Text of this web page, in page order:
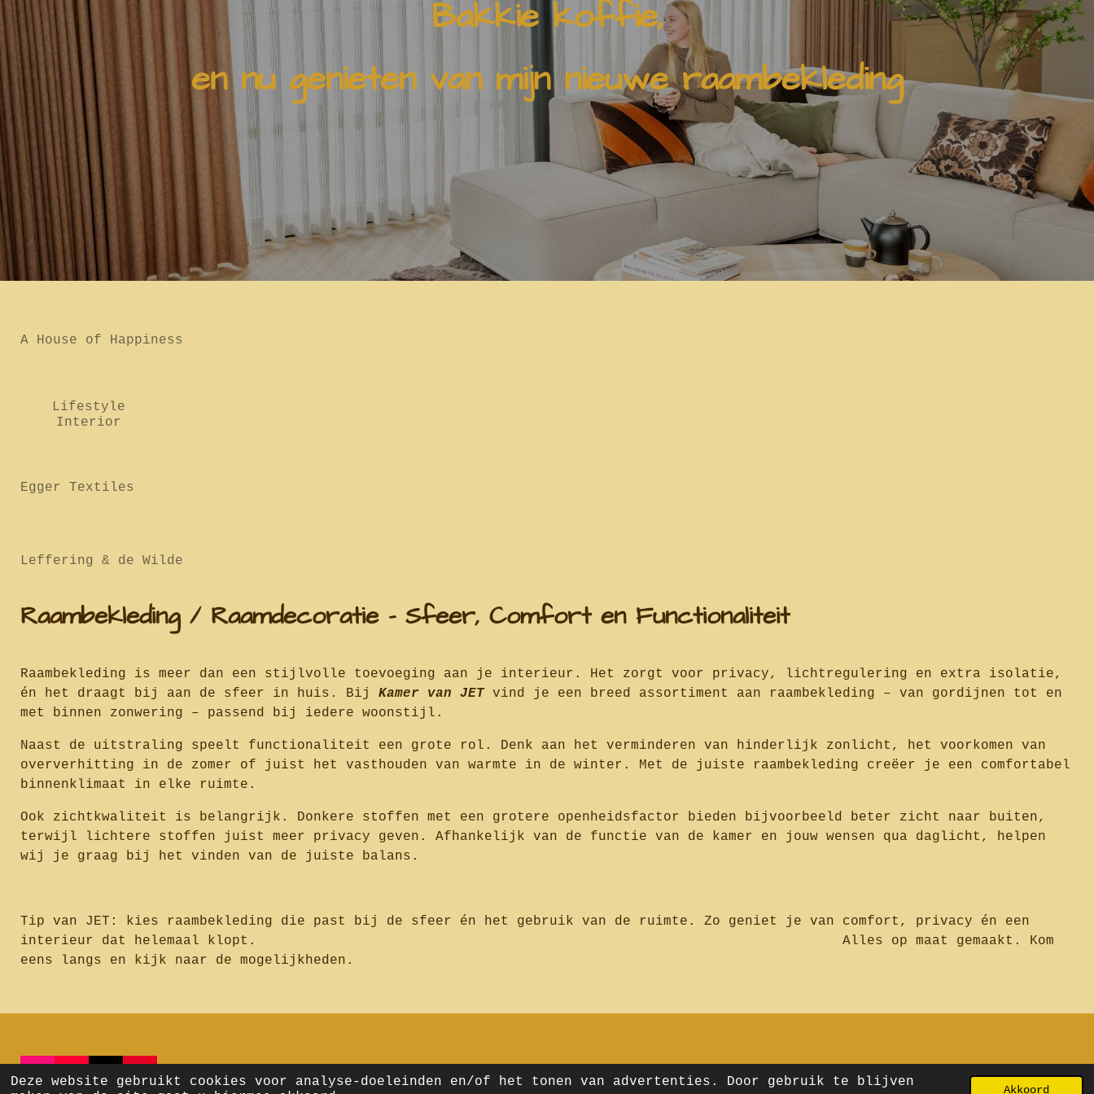
Deze website gebruikt cookies voor analyse-doeleinden en/of het tonen van advertenties. Door gebruik te blijven
Akkoord
Bakkie koffie,
en nu genieten van mijn nieuwe raambekleding
A House of Happiness
Lifestyle
Interior
Egger Textiles
Leffering & de Wilde
Raambekleding / Raamdecoratie – Sfeer, Comfort en Functionaliteit
Raambekleding is meer dan een stijlvolle toevoeging aan je interieur. Het zorgt voor privacy, lichtregulering en extra isolatie,
én het draagt bij aan de sfeer in huis. Bij Kamer van JET vind je een breed assortiment aan raambekleding – van gordijnen tot en
met binnen zonwering – passend bij iedere woonstijl.
Naast de uitstraling speelt functionaliteit een grote rol. Denk aan het verminderen van hinderlijk zonlicht, het voorkomen van
oververhitting in de zomer of juist het vasthouden van warmte in de winter. Met de juiste raambekleding creëer je een comfortabel
binnenklimaat in elke ruimte.
Ook zichtkwaliteit is belangrijk. Donkere stoffen met een grotere openheidsfactor bieden bijvoorbeeld beter zicht naar buiten,
terwijl lichtere stoffen juist meer privacy geven. Afhankelijk van de functie van de kamer en jouw wensen qua daglicht, helpen
wij je graag bij het vinden van de juiste balans.
Tip van JET: kies raambekleding die past bij de sfeer én het gebruik van de ruimte. Zo geniet je van comfort, privacy én een
interieur dat helemaal klopt. Alles op maat gemaakt. Kom
eens langs en kijk naar de mogelijkheden.
I
Y
T
P